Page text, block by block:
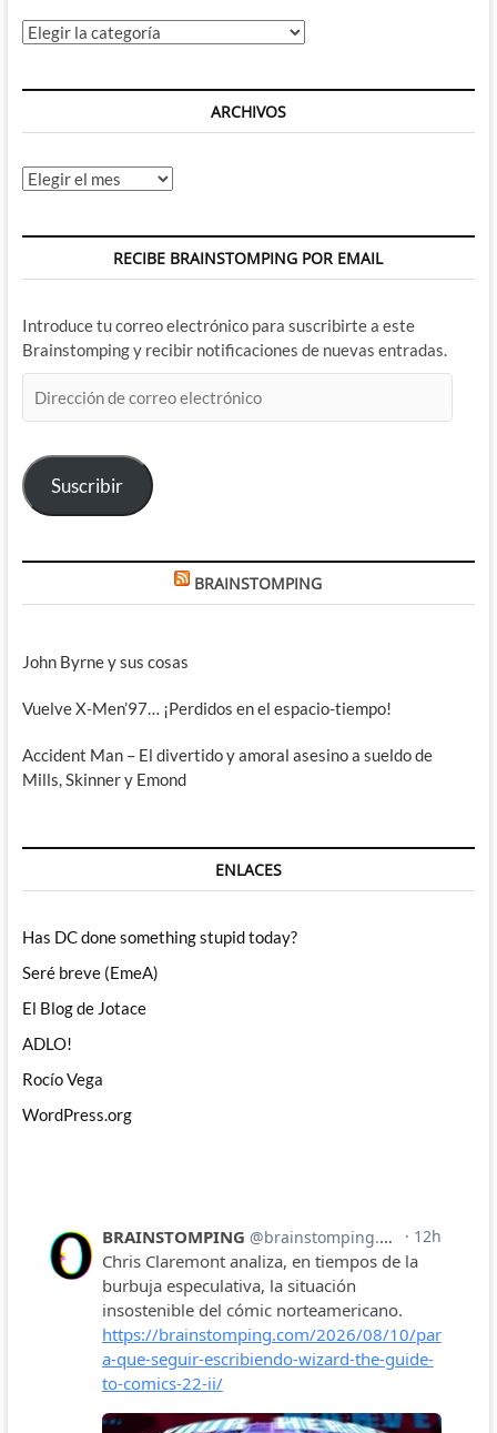
Categorías
ARCHIVOS
Archivos
RECIBE BRAINSTOMPING POR EMAIL
Introduce tu correo electrónico para suscribirte a este
Brainstomping y recibir notificaciones de nuevas entradas.
de
electrónico
Suscribir
BRAINSTOMPING
John Byrne y sus cosas
Vuelve X-Men’97… ¡Perdidos en el espacio-tiempo!
Accident Man – El divertido y amoral asesino a sueldo de
Mills, Skinner y Emond
ENLACES
Has DC done something stupid today?
Seré breve (EmeA)
El Blog de Jotace
ADLO!
Rocío Vega
WordPress.org